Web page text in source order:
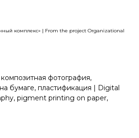
комплекс» | From the project Organizational
фотография,
бумаге, пластификация | Digital
pigment printing on paper,